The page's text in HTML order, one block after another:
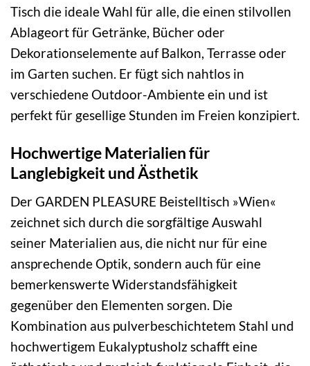
Tisch die ideale Wahl für alle, die einen stilvollen
Ablageort für Getränke, Bücher oder
Dekorationselemente auf Balkon, Terrasse oder
im Garten suchen. Er fügt sich nahtlos in
verschiedene Outdoor-Ambiente ein und ist
perfekt für gesellige Stunden im Freien konzipiert.
Hochwertige Materialien für
Langlebigkeit und Ästhetik
Der GARDEN PLEASURE Beistelltisch »Wien«
zeichnet sich durch die sorgfältige Auswahl
seiner Materialien aus, die nicht nur für eine
ansprechende Optik, sondern auch für eine
bemerkenswerte Widerstandsfähigkeit
gegenüber den Elementen sorgen. Die
Kombination aus pulverbeschichtetem Stahl und
hochwertigem Eukalyptusholz schafft eine